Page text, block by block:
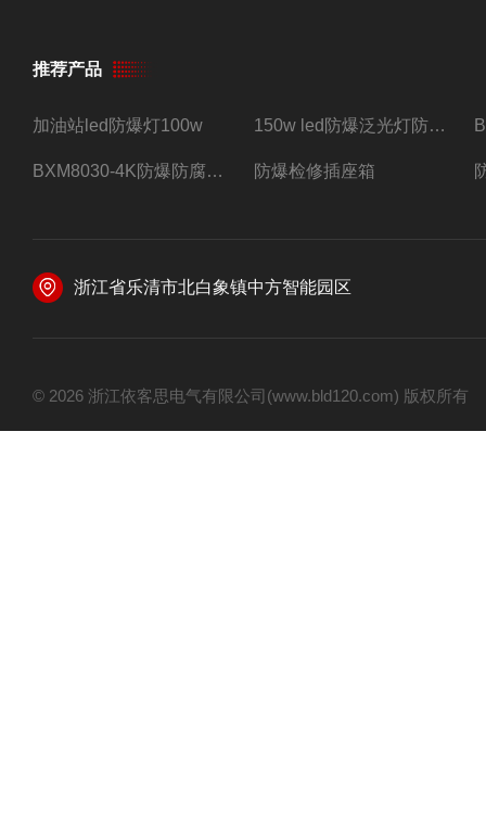
推荐产品
加油站led防爆灯100w 150w led防爆泛光灯防水防尘防爆三防灯
BXM8030-4K防爆防腐照明配电箱四路带总开关 防爆检修插座箱
浙江省乐清市北白象镇中方智能园区
© 2026 浙江依客思电气有限公司(www.bld120.com) 版权所有